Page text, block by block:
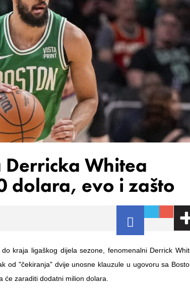
Whitea
dolara, evo i zašto
kraja ligaškog dijela sezone, fenomenalni Derrick
od "čekiranja" dvije unosne klauzule u ugovoru sa
će zaraditi dodatni milion dolara.